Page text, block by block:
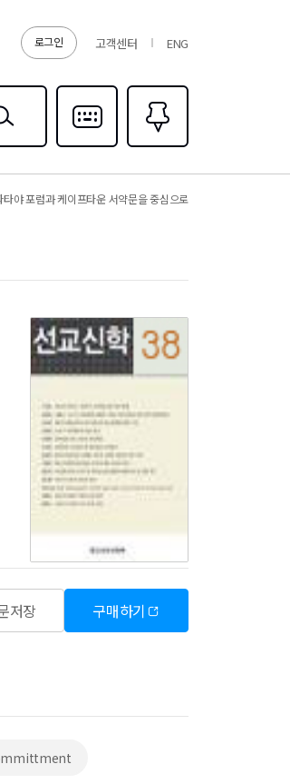
로그인 고객센터 ENG
다국어입력
즐겨찾기0
야 포럼과 케이프타운 서약문을 중심으로
저장 구매하기